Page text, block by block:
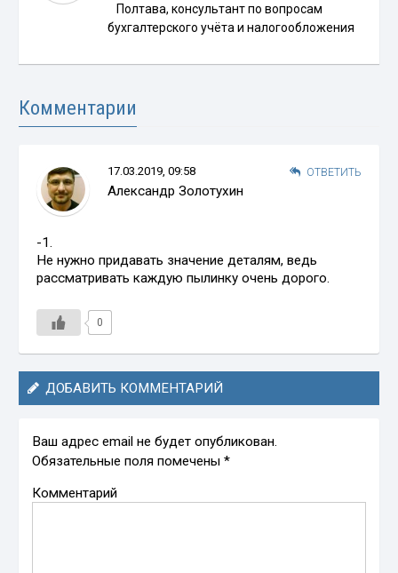
Полтава, консультант по вопросам
бухгалтерского учёта и налогообложения
Комментарии
ОТВЕТИТЬ
17.03.2019, 09:58
Александр Золотухин
-1.
Не нужно придавать значение деталям, ведь
рассматривать каждую пылинку очень дорого.
0
ДОБАВИТЬ КОММЕНТАРИЙ
Ваш адрес email не будет опубликован.
Обязательные поля помечены*
Комментарий